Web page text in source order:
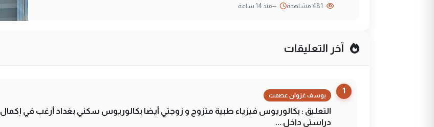
--منذ 14 ساعة
آخر التعليقات
1
يوسف غزوان عصمت
التعليق : بكالوريوس فيزياء طبية متزوج و زوجتي أيضا بكالوريوس سكني بغداد أرغب في إكمال
دراستي داخل ...